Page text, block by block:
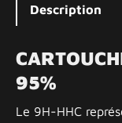
Description
95%
Le 9H-HHC